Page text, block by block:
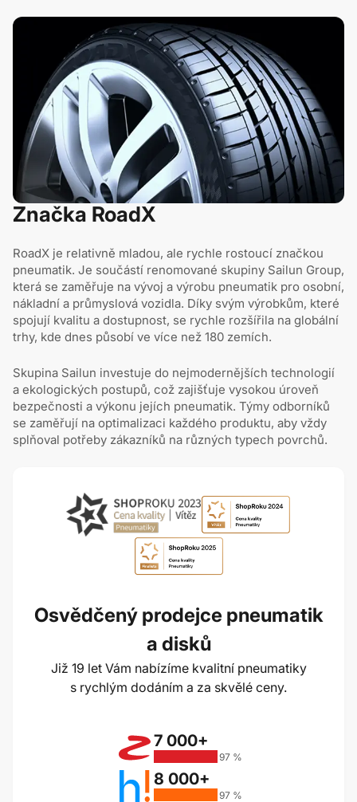
Značka RoadX
RoadX je relativně mladou, ale rychle rostoucí značkou
pneumatik. Je součástí renomované skupiny Sailun Group,
která se zaměřuje na vývoj a výrobu pneumatik pro osobní,
nákladní a průmyslová vozidla. Díky svým výrobkům, které
spojují kvalitu a dostupnost, se rychle rozšířila na globální
trhy, kde dnes působí ve více než 180 zemích.
Skupina Sailun investuje do nejmodernějších technologií
a ekologických postupů, což zajišťuje vysokou úroveň
bezpečnosti a výkonu jejích pneumatik. Týmy odborníků
se zaměřují na optimalizaci každého produktu, aby vždy
splňoval potřeby zákazníků na různých typech povrchů.
Osvědčený prodejce pneumatik
a disků
Již 19 let Vám nabízíme kvalitní pneumatiky
s rychlým dodáním a za skvělé ceny.
7 000+
97 %
8 000+
97 %